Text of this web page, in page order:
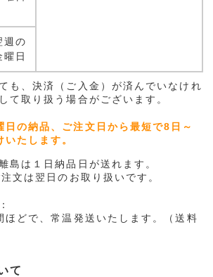
週の
曜日
も、決済（ご入金）が済んでいなけれ
て取り扱う場合がございます。
日の納品、ご注文日から最短で8日～
いたします。
島は１日納品日が送れます。
文は翌日のお取り扱いです。
ほどで、常温発送いたします。（送料
て